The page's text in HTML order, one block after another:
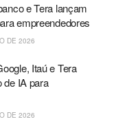
e Tera lançam
empreendedores
DE 2026
Itaú e Tera
de IA para
DE 2026